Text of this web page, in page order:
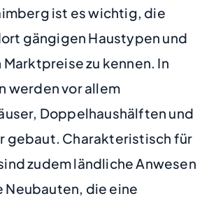
ist es wichtig, die
gängigen Haustypen und
zu kennen. In
werden vor allem
Doppelhaushälften und
gebaut. Charakteristisch für
zudem ländliche Anwesen
Neubauten, die eine